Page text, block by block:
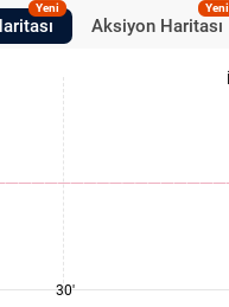
Yeni
Aksiyon Haritası
Yeni
30'